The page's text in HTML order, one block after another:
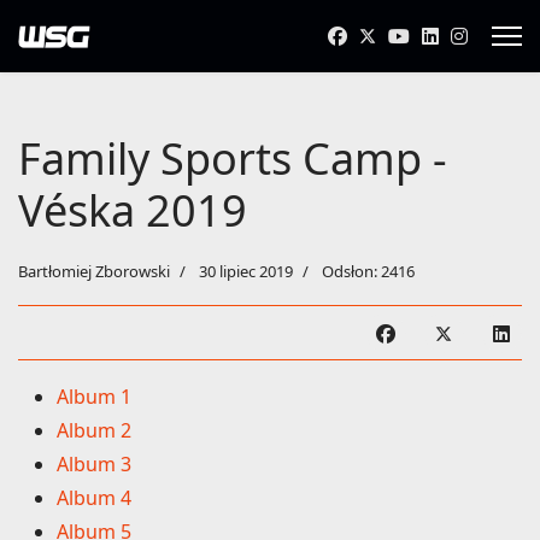
Family Sports Camp -
Véska 2019
Bartłomiej Zborowski 30 lipiec 2019 Odsłon: 2416
Album 1
Album 2
Album 3
Album 4
Album 5